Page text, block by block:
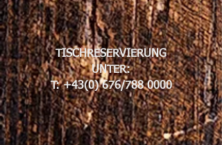
TISCHRESERVIERUNG
UNTER:
T: +43(0) 676/788 0000